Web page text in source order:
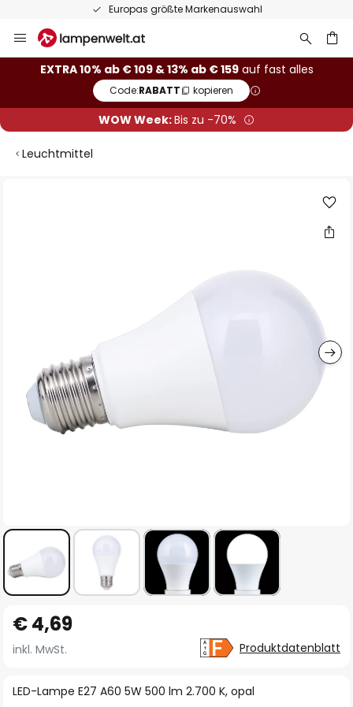
Europas größte Markenauswahl
Inhalt
springen
EXTRA 10% ab € 109 & 13% ab € 159auf fast alles
Code:RABATT kopieren
WOW Week:Bis zu -70%
Leuchtmittel
Anfang
der
springen
LED-Lampe E27 A60 5W 500 lm 2.700 K, opal
€ 4,69
inkl. MwSt. Produktdatenblatt